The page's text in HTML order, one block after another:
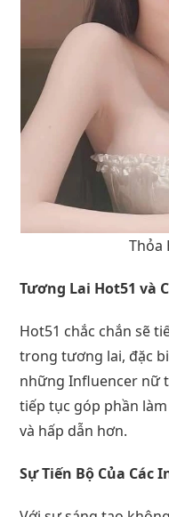
Thỏa
Tương Lai Hot51 và
Hot51 chắc chắn sẽ
trong tương lai, đặc
những Influencer nữ
tiếp tục góp phần
và hấp dẫn hơn.
Sự Tiến Bộ Của Các